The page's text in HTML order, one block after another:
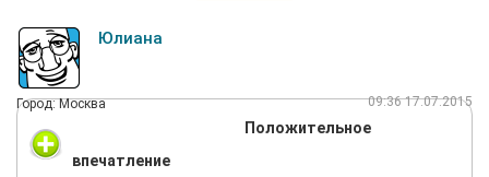
Юлиана
Город: Москва 09:36 17.07.2015
Положительное
впечатление